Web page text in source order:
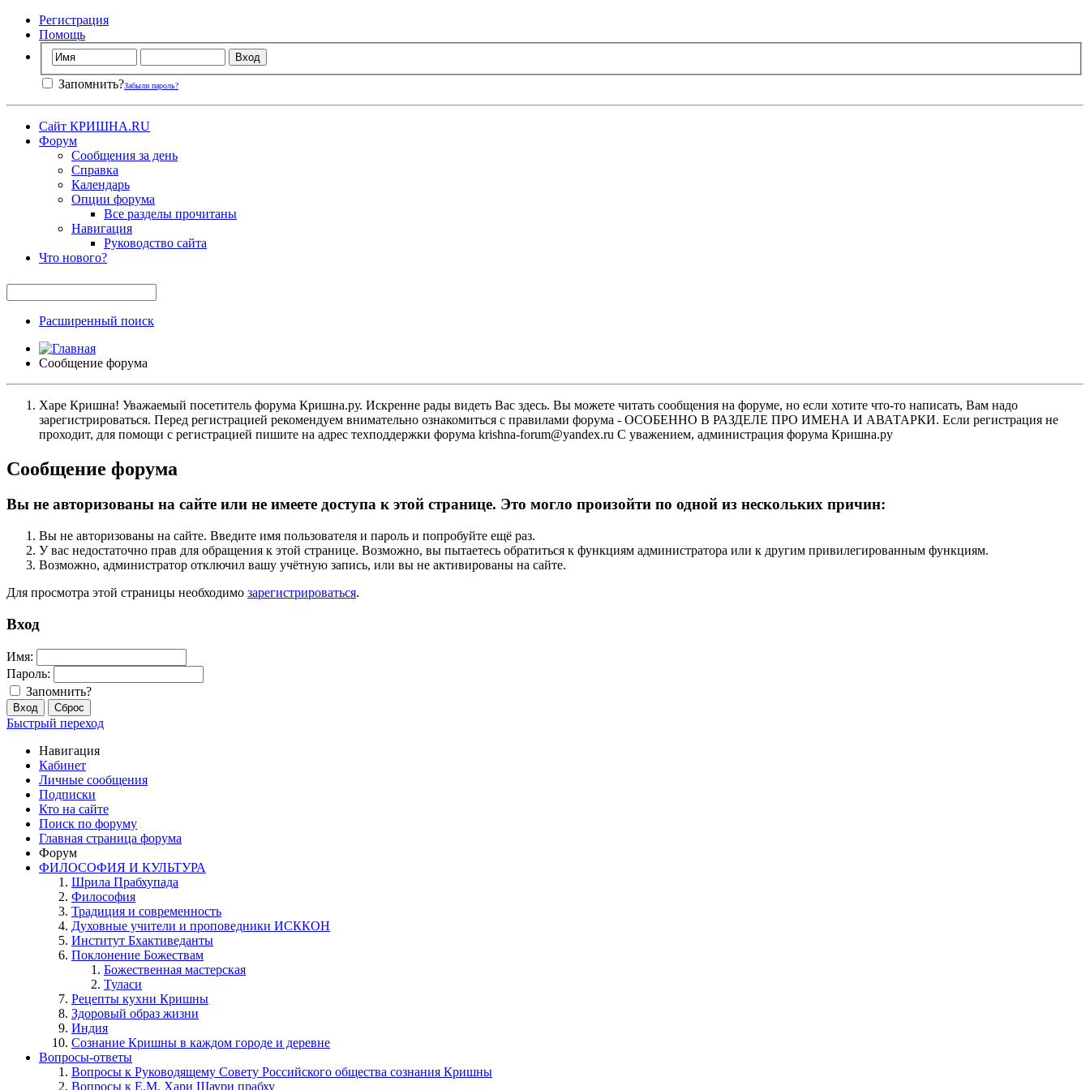
Регистрация
Помощь
Запомнить?Забыли пароль?
Сайт КРИШНА.RU
Форум
Сообщения за день
Справка
Календарь
Опции форума
Все разделы прочитаны
Навигация
Руководство сайта
Что нового?
Расширенный поиск
Сообщение форума
Харе Кришна! Уважаемый посетитель форума Кришна.ру. Искренне рады видеть Вас здесь. Вы можете читать сообщения на форуме, но если хотите что-то написать, Вам надо
зарегистрироваться. Перед регистрацией рекомендуем внимательно ознакомиться с правилами форума - ОСОБЕННО В РАЗДЕЛЕ ПРО ИМЕНА И АВАТАРКИ. Если регистрация не
проходит, для помощи с регистрацией пишите на адрес техподдержки форума krishna-forum@yandex.ru С уважением, администрация форума Кришна.ру
Сообщение форума
Вы не авторизованы на сайте или не имеете доступа к этой странице. Это могло произойти по одной из нескольких причин:
Вы не авторизованы на сайте. Введите имя пользователя и пароль и попробуйте ещё раз.
У вас недостаточно прав для обращения к этой странице. Возможно, вы пытаетесь обратиться к функциям администратора или к другим привилегированным функциям.
Возможно, администратор отключил вашу учётную запись, или вы не активированы на сайте.
Для просмотра этой страницы необходимо зарегистрироваться.
Вход
Имя:
Пароль:
Запомнить?
Быстрый переход
Навигация
Кабинет
Личные сообщения
Подписки
Кто на сайте
Поиск по форуму
Главная страница форума
Форум
ФИЛОСОФИЯ И КУЛЬТУРА
Шрила Прабхупада
Философия
Традиция и современность
Духовные учители и проповедники ИСККОН
Институт Бхактиведанты
Поклонение Божествам
Божественная мастерская
Туласи
Рецепты кухни Кришны
Здоровый образ жизни
Индия
Сознание Кришны в каждом городе и деревне
Вопросы-ответы
Вопросы к Руководящему Совету Российского общества сознания Кришны
Вопросы к Е.М. Хари Шаури прабху